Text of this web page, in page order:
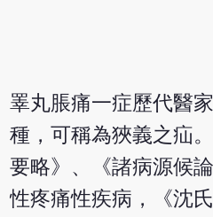
睪丸脹痛一症歷代醫
種，可稱為狹義之疝
要略》、《諸病源候
性疼痛性疾病，《沈